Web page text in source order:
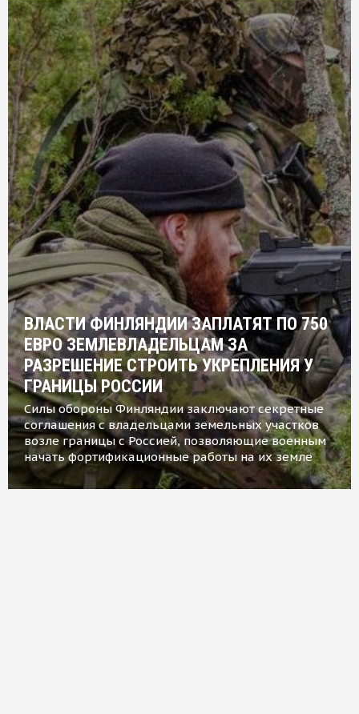
ВЛАСТИ ФИНЛЯНДИИ ЗАПЛАТЯТ ПО 750
ЕВРО ЗЕМЛЕВЛАДЕЛЬЦАМ ЗА
РАЗРЕШЕНИЕ СТРОИТЬ УКРЕПЛЕНИЯ У
ГРАНИЦЫ РОССИИ
Силы обороны Финляндии заключают секретные
соглашения с владельцами земельных участков
возле границы с Россией, позволяющие военным
начать фортификационные работы на их земле